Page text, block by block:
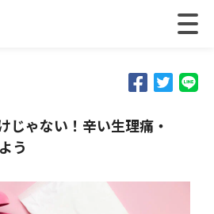
ゃない！辛い生理痛・
う